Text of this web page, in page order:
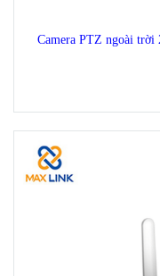
Camera PTZ ngoài